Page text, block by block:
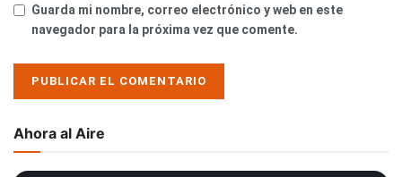
Guarda mi nombre, correo electrónico y web en este
navegador para la próxima vez que comente.
Ahora al Aire